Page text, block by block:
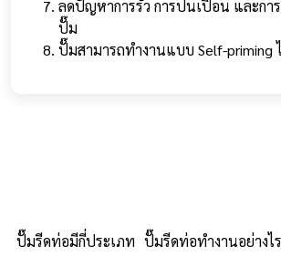
ลดปัญหาการรั่ว การปนเปื้อน และกา
ปั๊ม
ปั๊มสามารถทำงานแบบ Self-priming
ปั๊มรีดท่อมีกี่ประเภท ปั๊มรีดท่อทำงานอย่างไร